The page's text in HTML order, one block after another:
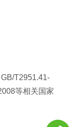
T2951.41-
等相关国家